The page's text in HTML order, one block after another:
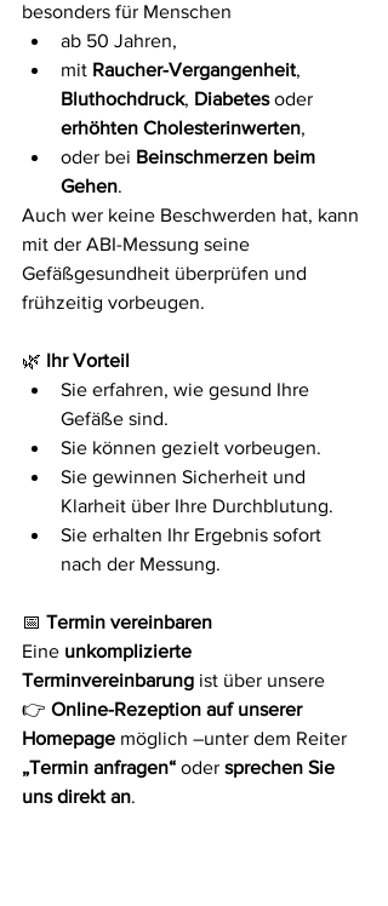
besonders für Menschen
ab 50 Jahren,
mit Raucher-Vergangenheit,
Bluthochdruck, Diabetes oder
erhöhten Cholesterinwerten,
oder bei Beinschmerzen beim
Gehen.
Auch wer keine Beschwerden hat, kann
mit der ABI-Messung seine
Gefäßgesundheit überprüfen und
frühzeitig vorbeugen.
🌿 Ihr Vorteil
Sie erfahren, wie gesund Ihre
Gefäße sind.
Sie können gezielt vorbeugen.
Sie gewinnen Sicherheit und
Klarheit über Ihre Durchblutung.
Sie erhalten Ihr Ergebnis sofort
nach der Messung.
📅 Termin vereinbaren
Eine unkomplizierte
Terminvereinbarung ist über unsere
👉 Online-Rezeption auf unserer
Homepage möglich –unter dem Reiter
„Termin anfragen“ oder sprechen Sie
uns direkt an.